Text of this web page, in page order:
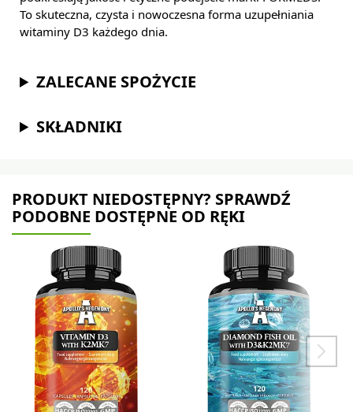
To skuteczna, czysta i nowoczesna forma uzupełniania
witaminy D3 każdego dnia.
ZALECANE SPOŻYCIE
SKŁADNIKI
PRODUKT NIEDOSTĘPNY? SPRAWDŹ
PODOBNE DOSTĘPNE OD RĘKI